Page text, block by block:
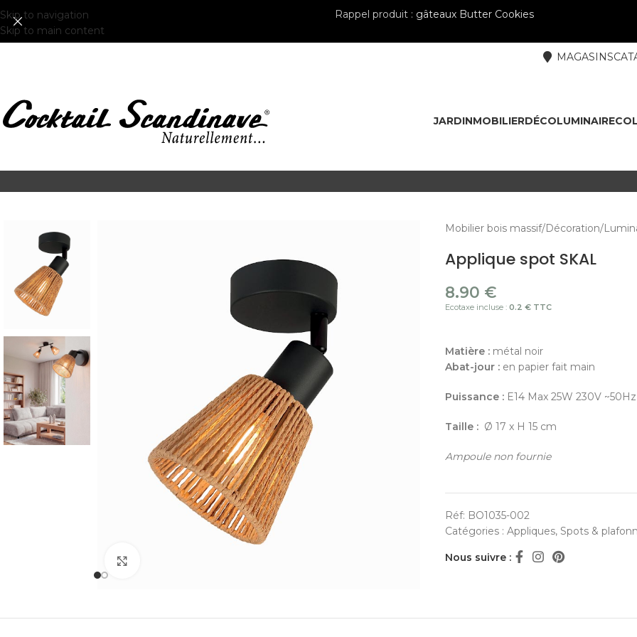
Skip to navigation
Skip to main content
Rappel produit : gâteaux Butter Cookies
MAGASINS
JARDINMOBILIERDÉCOLUMINAIRE
Mobilier bois massif Décoration
Applique spot SKAL
8.90 €
Ecotaxe incluse :0.2 € TTC
Matière :métal noir
Abat-jour :en papier fait main
Puissance : E14 Max 25W 230V ~50Hz
Taille : Ø 17 x H 15 cm
Ampoule non fournie
Réf: BO1035-002
Catégories : Appliques, Spots &
Nous suivre :